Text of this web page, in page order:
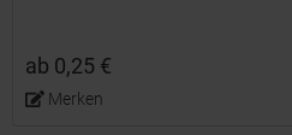
ab 0,25 €
Merken